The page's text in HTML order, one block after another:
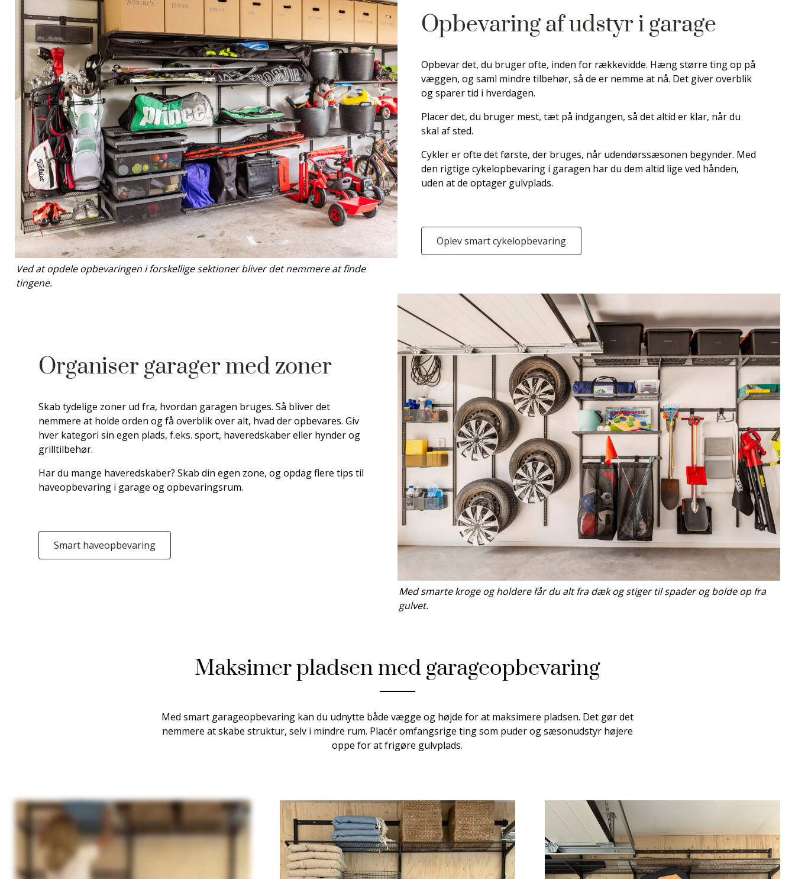
Ved at opdele opbevaringen i forskellige sektioner bliver det nemmere at finde
tingene.
Opbevaring af udstyr i garage
Opbevar det, du bruger ofte, inden for rækkevidde. Hæng større ting op på
væggen, og saml mindre tilbehør, så de er nemme at nå. Det giver overblik
og sparer tid i hverdagen.
Placer det, du bruger mest, tæt på indgangen, så det altid er klar, når du
skal af sted.
Cykler er ofte det første, der bruges, når udendørssæsonen begynder. Med
den rigtige cykelopbevaring i garagen har du dem altid lige ved hånden,
uden at de optager gulvplads.
Oplev smart cykelopbevaring
Med smarte kroge og holdere får du alt fra dæk og stiger til spader og bolde op fra
gulvet.
Organiser garager med zoner
Skab tydelige zoner ud fra, hvordan garagen bruges. Så bliver det
nemmere at holde orden og få overblik over alt, hvad der opbevares. Giv
hver kategori sin egen plads, f.eks. sport, haveredskaber eller hynder og
grilltilbehør.
Har du mange haveredskaber? Skab din egen zone, og opdag flere tips til
haveopbevaring i garage og opbevaringsrum.
Smart haveopbevaring
Maksimer pladsen med garageopbevaring
Med smart garageopbevaring kan du udnytte både vægge og højde for at maksimere pladsen. Det gør det
nemmere at skabe struktur, selv i mindre rum. Placér omfangsrige ting som puder og sæsonudstyr højere
oppe for at frigøre gulvplads.